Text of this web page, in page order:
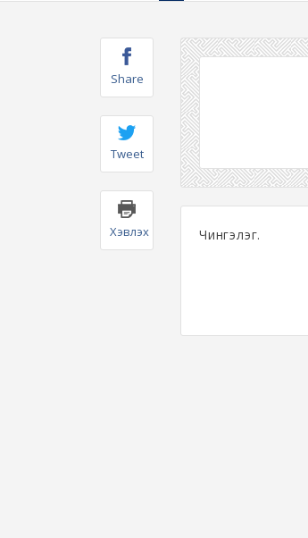
Share
Tweet
Хэвлэх Чингэлэг.